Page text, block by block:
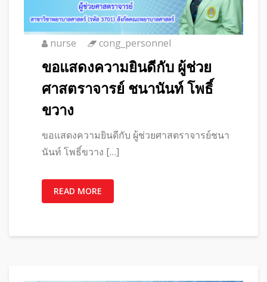
nurse cong_personnel
ขอแสดงความยินดีกับ ผู้ช่วย
ศาสตราจารย์ ชนานันท์ โพธิ์
ขวาง
ขอแสดงความยินดีกับ ผู้ช่วยศาสตราจารย์ชนา
นันท์ โพธิ์ขวาง […]
READ MORE